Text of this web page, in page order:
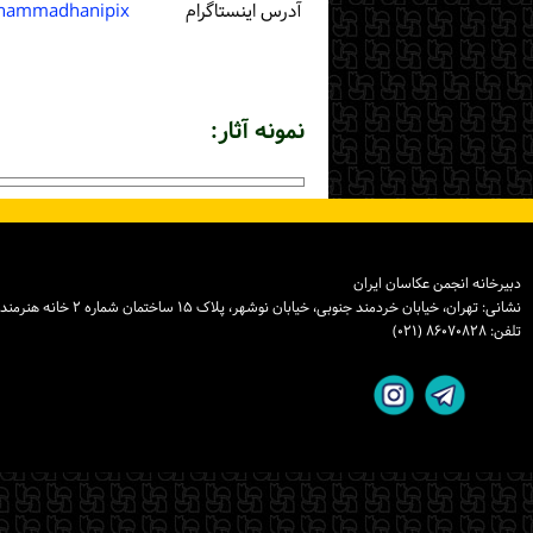
آدرس اینستاگرام
نمونه آثار:
دبیرخانه انجمن عکاسان ایران
نشانی: تهران، خیابان خردمند جنوبی، خیابان نوشهر، پلاک ۱۵ ساختمان شماره ۲ خانه هنرمندان ایران، واحد ۸
تلفن: ۸۶۰۷۰۸۲۸ (۰۲۱)